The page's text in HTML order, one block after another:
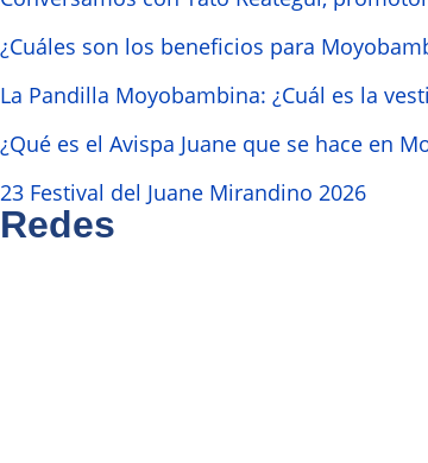
¿Cuáles son los beneficios para
La Pandilla Moyobambina: ¿Cuál es la
¿Qué es el Avispa Juane que se hace en
23 Festival del Juane Mirandino 2026
Redes